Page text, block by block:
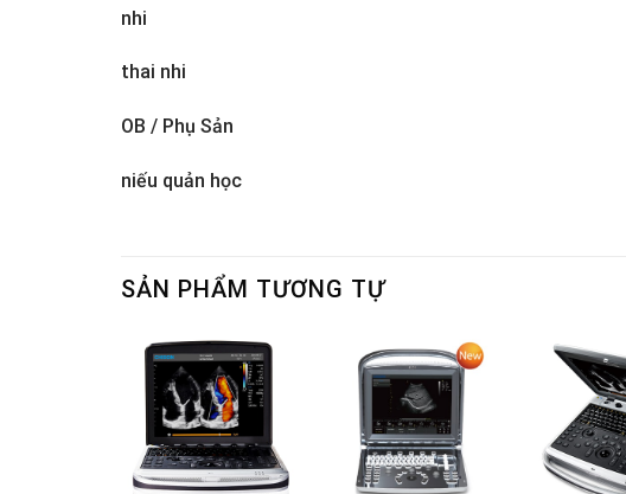
nhi
thai nhi
OB / Phụ Sản
niếu quản học
SẢN PHẨM TƯƠNG TỰ